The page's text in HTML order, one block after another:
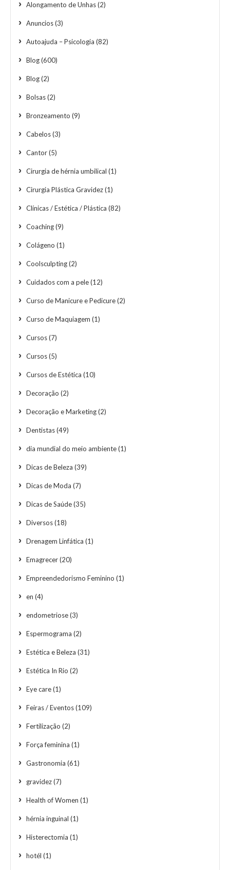
Alongamento de Unhas(2)
Anuncios(3)
Autoajuda – Psicologia (82)
Blog(600)
Blog(2)
Bolsas(2)
Bronzeamento (9)
Cabelos(3)
Cantor(5)
Cirurgia de hérnia umbilical (1)
Cirurgia Plástica Gravidez(1)
Clínicas / Estética / Plástica (82)
Coaching(9)
Colágeno (1)
Coolsculpting(2)
Cuidados com a pele(12)
Curso de Manicure e Pedicure(2)
Curso de Maquiagem (1)
Cursos(7)
Cursos(5)
Cursos de Estética (10)
Decoração (2)
Decoração e Marketing(2)
Dentistas(49)
dia mundial do meio ambiente(1)
Dicas de Beleza (39)
Dicas de Moda (7)
Dicas de Saúde(35)
Diversos(18)
Drenagem Linfática (1)
Emagrecer(20)
Empreendedorismo Feminino (1)
en (4)
endometriose(3)
Espermograma (2)
Estética e Beleza (31)
Estética In Rio (2)
Eye care(1)
Feiras / Eventos(109)
Fertilização (2)
Força feminina (1)
Gastronomia (61)
gravidez(7)
Health of Women (1)
hérnia inguinal (1)
Histerectomia (1)
hotél (1)